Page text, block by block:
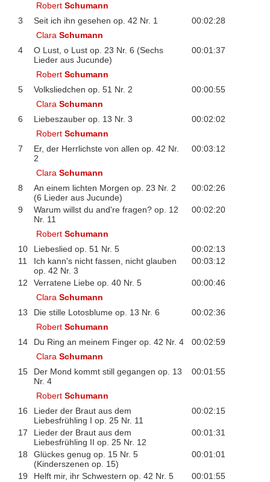
RobertSchumann
3
Seit ich ihn gesehen op. 42 Nr. 1
00:02:28
ClaraSchumann
4
O Lust, o Lust op. 23 Nr. 6 (Sechs
Lieder aus Jucunde)
00:01:37
RobertSchumann
5
Volksliedchen op. 51 Nr. 2
00:00:55
ClaraSchumann
6
Liebeszauber op. 13 Nr. 3
00:02:02
RobertSchumann
7
Er, der Herrlichste von allen op. 42 Nr.
2
00:03:12
ClaraSchumann
8
An einem lichten Morgen op. 23 Nr. 2
(6 Lieder aus Jucunde)
00:02:26
9
Warum willst du and're fragen? op. 12
Nr. 11
00:02:20
RobertSchumann
10
Liebeslied op. 51 Nr. 5
00:02:13
11
Ich kann's nicht fassen, nicht glauben
op. 42 Nr. 3
00:03:12
12 Verratene Liebe op. 40 Nr. 5
00:00:46
ClaraSchumann
13
Die stille Lotosblume op. 13 Nr. 6
00:02:36
RobertSchumann
14
Du Ring an meinem Finger op. 42 Nr. 4
00:02:59
ClaraSchumann
15
Der Mond kommt still gegangen op. 13
Nr. 4
00:01:55
RobertSchumann
16
Lieder der Braut aus dem
Liebesfrühling I op. 25 Nr. 11
00:02:15
17
Lieder der Braut aus dem
Liebesfrühling II op. 25 Nr. 12
00:01:31
18
Glückes genug op. 15 Nr. 5
(Kinderszenen op. 15)
00:01:01
19 Helft mir, ihr Schwestern op. 42 Nr. 5
00:01:55